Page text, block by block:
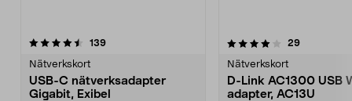
139recensioner
Nätverkskort
USB-C nätverksadapter
Gigabit, Exibel
4.0 av 5 stjärnor 29recensioner
Nätverkskort
D-Link AC1300 USB
adapter, AC13U
4.5 av 5 stjärnor